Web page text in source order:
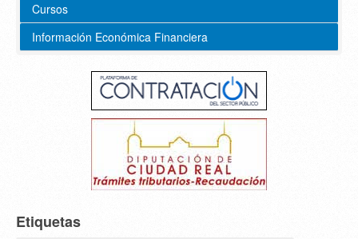
Cursos
Información Económica Financiera
Etiquetas